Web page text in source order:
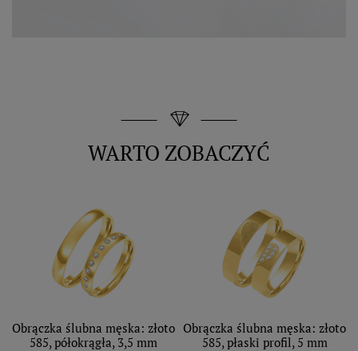
WARTO ZOBACZYĆ
Obrączka ślubna męska: złoto
585, półokrągła, 3,5 mm
Obrączka ślubna męska: złoto
585, płaski profil, 5 mm